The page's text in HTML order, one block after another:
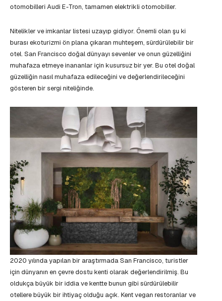
otomobilleri Audi E-Tron, tamamen elektrikli otomobiller.
Nitelikler ve imkanlar listesi uzayıp gidiyor. Önemli olan şu ki
burası ekoturizmi ön plana çıkaran muhteşem, sürdürülebilir bir
otel. San Francisco doğal dünyayı sevenler ve onun güzelliğini
muhafaza etmeye inananlar için kusursuz bir yer. Bu otel doğal
güzelliğin nasıl muhafaza edileceğini ve değerlendirileceğini
gösteren bir sergi niteliğinde.
2020 yılında yapılan bir araştırmada San Francisco, turistler
için dünyanın en çevre dostu kenti olarak değerlendirilmiş. Bu
oldukça büyük bir iddia ve kentte bunun gibi sürdürülebilir
otellere büyük bir ihtiyaç olduğu açık. Kent vegan restoranlar ve